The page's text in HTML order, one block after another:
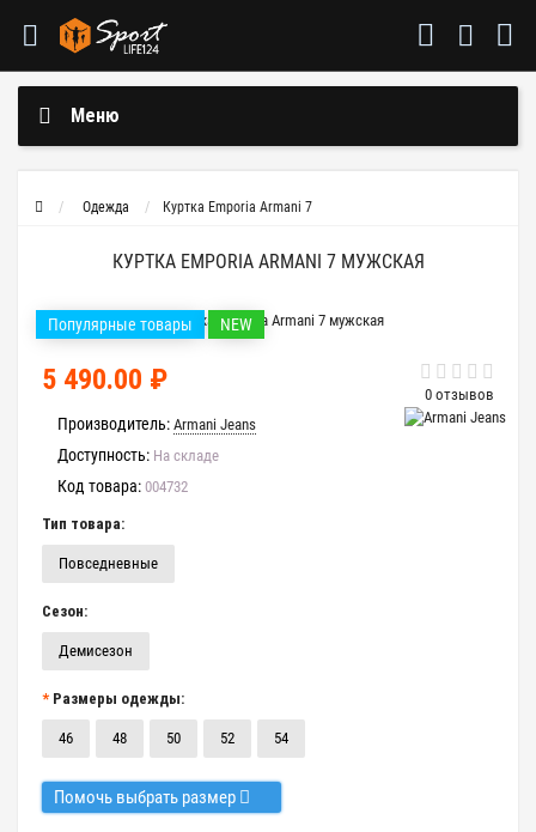
Меню
Одежда Куртка Emporia Armani 7
КУРТКА EMPORIA ARMANI 7 МУЖСКАЯ
Популярные товары NEW
0 отзывов
5 490.00 ₽
Производитель: Armani Jeans
Доступность: На складе
Код товара: 004732
Тип товара:
Повседневные
Сезон:
Демисезон
Размеры одежды:
46 48 50 52 54
Помочь выбрать размер